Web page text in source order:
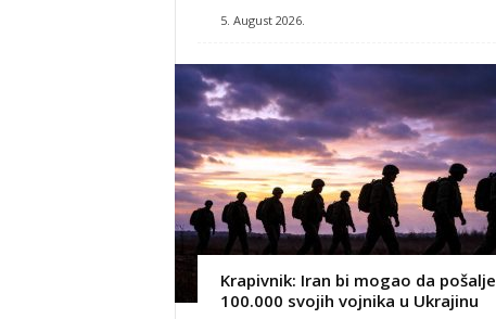
5. August 2026.
Krapivnik: Iran bi mogao da pošalje
100.000 svojih vojnika u Ukrajinu